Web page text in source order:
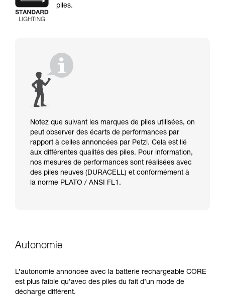
piles.
Notez que suivant les marques de piles utilisées, on
peut observer des écarts de performances par
rapport à celles annoncées par Petzl. Cela est lié
aux différentes qualités des piles. Pour information,
nos mesures de performances sont réalisées avec
des piles neuves (DURACELL) et conformément à
la norme PLATO / ANSI FL1.
Autonomie
L’autonomie annoncée avec la batterie rechargeable CORE
est plus faible qu’avec des piles du fait d’un mode de
décharge différent.